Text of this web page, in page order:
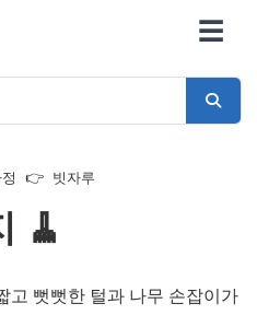
☰
빗자루
🧹
고 뻣뻣한 털과 나무 손잡이가